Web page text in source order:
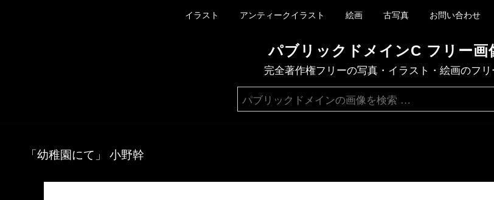
イラスト アンティークイラスト 絵画 古写真 お問い合わせ
パブリックドメインC フリー画
完全著作権フリーの写真・イラスト・絵画のフ
「幼稚園にて」 小野幹